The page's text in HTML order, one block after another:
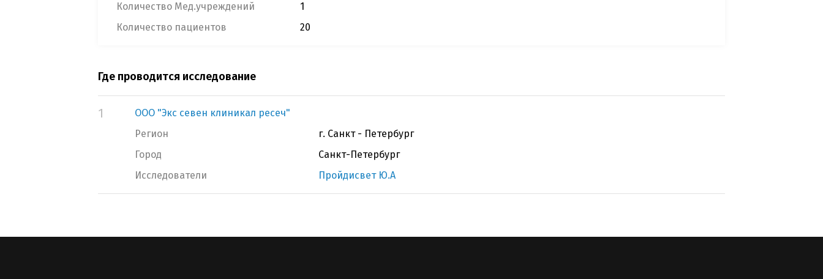
Количество Мед.учреждений
1
Количество пациентов
20
Где проводится исследование
1
ООО "Экс севен клиникал ресеч"
Регион
г. Санкт - Петербург
Город
Санкт-Петербург
Исследователи
Пройдисвет Ю.А